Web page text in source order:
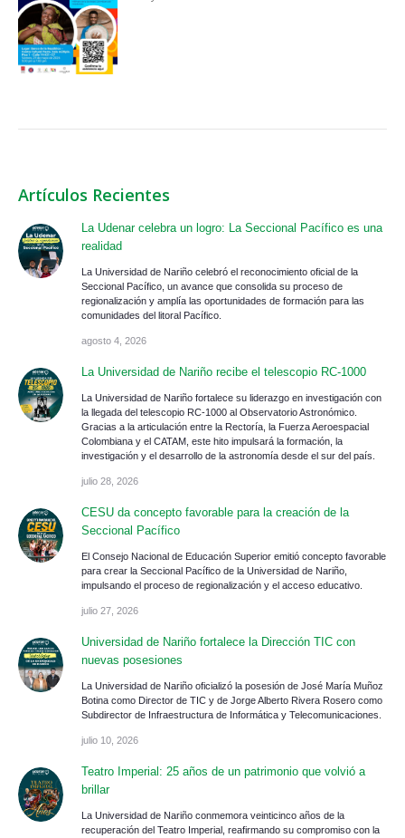
Artículos Recientes
La Udenar celebra un logro: La Seccional Pacífico es una
realidad
La Universidad de Nariño celebró el reconocimiento oficial de la
Seccional Pacífico, un avance que consolida su proceso de
regionalización y amplía las oportunidades de formación para las
comunidades del litoral Pacífico.
agosto 4, 2026
La Universidad de Nariño recibe el telescopio RC-1000
La Universidad de Nariño fortalece su liderazgo en investigación con
la llegada del telescopio RC-1000 al Observatorio Astronómico.
Gracias a la articulación entre la Rectoría, la Fuerza Aeroespacial
Colombiana y el CATAM, este hito impulsará la formación, la
investigación y el desarrollo de la astronomía desde el sur del país.
julio 28, 2026
CESU da concepto favorable para la creación de la
Seccional Pacífico
El Consejo Nacional de Educación Superior emitió concepto favorable
para crear la Seccional Pacífico de la Universidad de Nariño,
impulsando el proceso de regionalización y el acceso educativo.
julio 27, 2026
Universidad de Nariño fortalece la Dirección TIC con
nuevas posesiones
La Universidad de Nariño oficializó la posesión de José María Muñoz
Botina como Director de TIC y de Jorge Alberto Rivera Rosero como
Subdirector de Infraestructura de Informática y Telecomunicaciones.
julio 10, 2026
Teatro Imperial: 25 años de un patrimonio que volvió a
brillar
La Universidad de Nariño conmemora veinticinco años de la
recuperación del Teatro Imperial, reafirmando su compromiso con la